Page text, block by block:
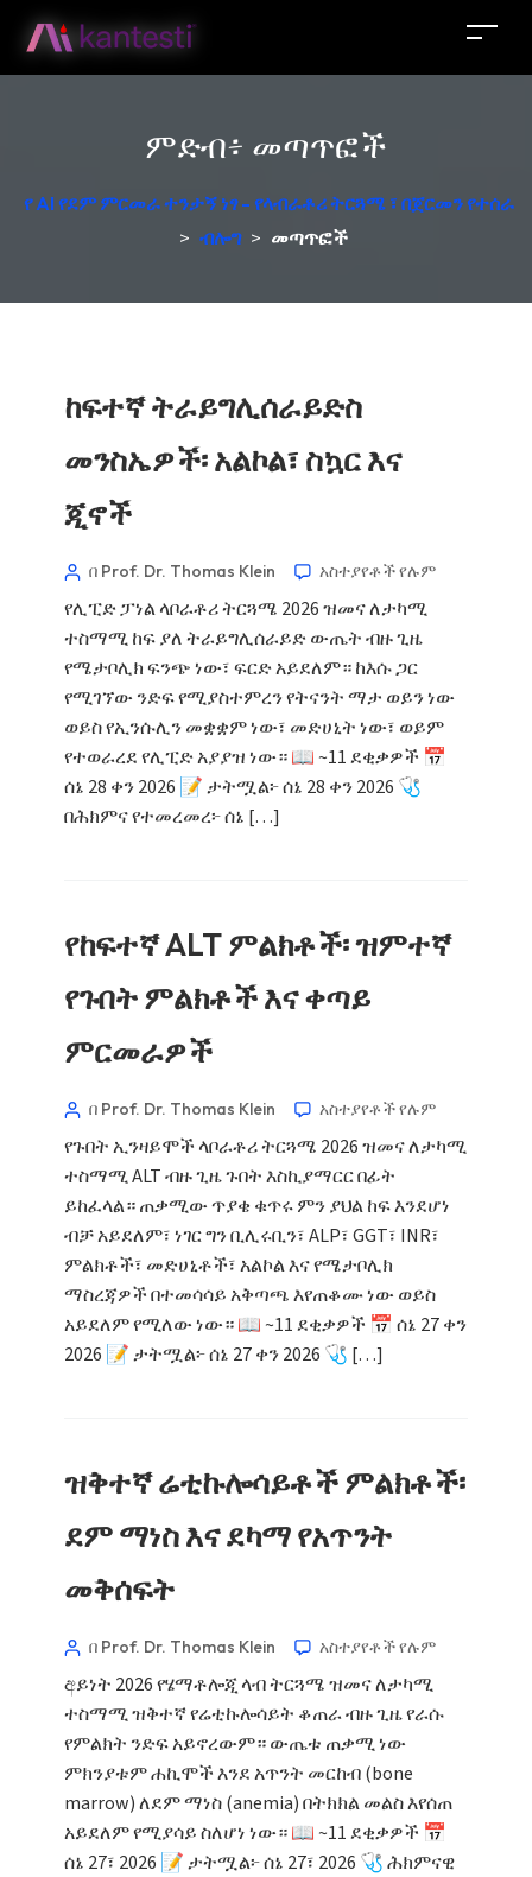
ምድብ፥ መጣጥፎች
የ AI የደም ምርመራ ተንታኝ ነፃ - የላብራቶሪ ትርጓሜ ፣ በጀርመን የተሰራ
> ብሎግ > መጣጥፎች
ከፍተኛ ትራይግሊሰራይድስ
መንስኤዎች፡ አልኮል፣ ስኳር እና
ጂኖች
በ Prof. Dr. Thomas Klein አስተያየቶች የሉም
የሊፒድ ፓነል ላቦራቶሪ ትርጓሜ 2026 ዝመና ለታካሚ
ተስማሚ ከፍ ያለ ትራይግሊሰራይድ ውጤት ብዙ ጊዜ
የሜታቦሊክ ፍንጭ ነው፣ ፍርድ አይደለም። ከእሱ ጋር
የሚገኘው ንድፍ የሚያስተምረን የትናንት ማታ ወይን ነው
ወይስ የኢንሱሊን መቋቋም ነው፣ መድሀኒት ነው፣ ወይም
የተወራረደ የሊፒድ አያያዝ ነው። 📖 ~11 ደቂቃዎች 📅
ሰኔ 28 ቀን 2026 📝 ታትሟል፦ ሰኔ 28 ቀን 2026 🩺
በሕክምና የተመረመረ፦ ሰኔ […]
የከፍተኛ ALT ምልክቶች፡ ዝምተኛ
የጉበት ምልክቶች እና ቀጣይ
ምርመራዎች
በ Prof. Dr. Thomas Klein አስተያየቶች የሉም
የጉበት ኢንዛይሞች ላቦራቶሪ ትርጓሜ 2026 ዝመና ለታካሚ
ተስማሚ ALT ብዙ ጊዜ ጉበት እስኪያማርር በፊት
ይከፈላል። ጠቃሚው ጥያቄ ቁጥሩ ምን ያህል ከፍ እንደሆነ
ብቻ አይደለም፣ ነገር ግን ቢሊሩቢን፣ ALP፣ GGT፣ INR፣
ምልክቶች፣ መድሀኒቶች፣ አልኮል እና የሜታቦሊክ
ማስረጃዎች በተመሳሳይ አቅጣጫ እየጠቆሙ ነው ወይስ
አይደለም የሚለው ነው። 📖 ~11 ደቂቃዎች 📅 ሰኔ 27 ቀን
2026 📝 ታትሟል፦ ሰኔ 27 ቀን 2026 🩺 […]
ዝቅተኛ ሬቲኩሎሳይቶች ምልክቶች፡
ደም ማነስ እና ደካማ የአጥንት
መቅሰፍት
በ Prof. Dr. Thomas Klein አስተያየቶች የሉም
අይነት 2026 የሄማቶሎጂ ላብ ትርጓሜ ዝመና ለታካሚ
ተስማሚ ዝቅተኛ የሬቲኩሎሳይት ቆጠራ ብዙ ጊዜ የራሱ
የምልክት ንድፍ አይኖረውም። ውጤቱ ጠቃሚ ነው
ምክንያቱም ሐኪሞች እንደ አጥንት መርከብ (bone
marrow) ለደም ማነስ (anemia) በትክክል መልስ እየሰጠ
አይደለም የሚያሳይ ስለሆነ ነው። 📖 ~11 ደቂቃዎች 📅
ሰኔ 27፣ 2026 📝 ታትሟል፦ ሰኔ 27፣ 2026 🩺 ሕክምናዊ